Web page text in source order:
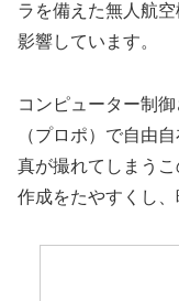
ラを備えた無人航
影響しています。
コンピューター制
（プロポ）で自由
真が撮れてしまう
作成をたやすくし、